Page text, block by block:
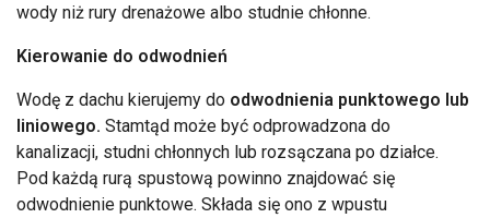
wody niż rury drenażowe albo studnie chłonne.
Kierowanie do odwodnień
Wodę z dachu kierujemy do odwodnienia punktowego lub
liniowego. Stamtąd może być odprowadzona do
kanalizacji, studni chłonnych lub rozsączana po działce.
Pod każdą rurą spustową powinno znajdować się
odwodnienie punktowe. Składa się ono z wpustu